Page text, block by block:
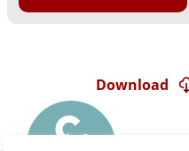
Download